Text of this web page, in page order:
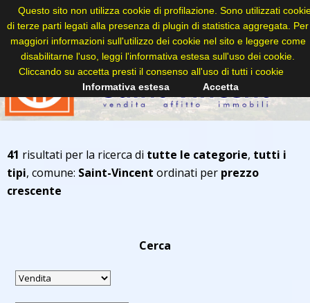
41 risultati per la ricerca di tutte le categorie, tutti i
tipi, comune: Saint-Vincent ordinati per prezzo
crescente
Cerca
Questo sito non utilizza cookie di profilazione. Sono utilizzati
di terze parti legati alla presenza di plugin di statistica aggregata. Per
maggiori informazioni sull'utilizzo dei cookie nel sito e leggere come
disabilitarne l'uso, leggi l'informativa estesa sull'uso dei cookie.
Cliccando su accetta presti il consenso all'uso di tutti i cookie
Informativa estesa
Accetta